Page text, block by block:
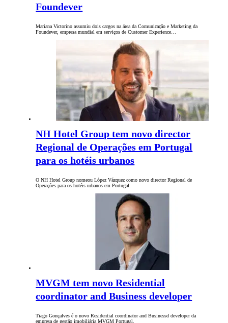
Foundever
Mariana Victorino assumiu dois cargos na área da Comunicação e Marketing da
Foundever, empresa mundial em serviços de Customer Experience…
NH Hotel Group tem novo director
Regional de Operações em Portugal
para os hotéis urbanos
O NH Hotel Group nomeou López Vázquez como novo director Regional de
Operações para os hotéis urbanos em Portugal.
MVGM tem novo Residential
coordinator and Business developer
Tiago Gonçalves é o novo Residential coordinator and Businessd developer da
empresa de gestão imobiliária MVGM Portugal.